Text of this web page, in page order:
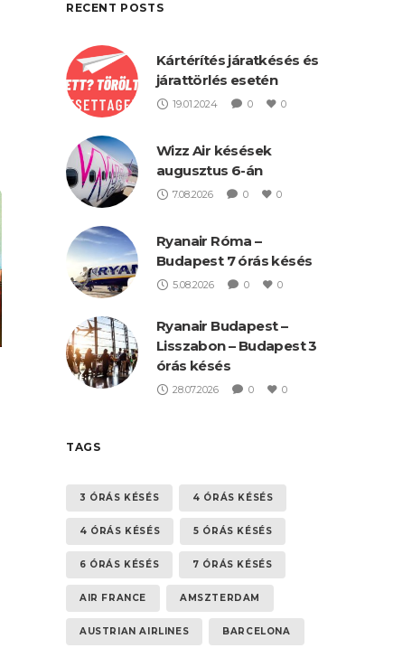
RECENT POSTS
Kártérítés járatkésés és
járattörlés esetén
19.01.2024 0 0
Wizz Air késések
augusztus 6-án
7.08.2026 0 0
Ryanair Róma –
Budapest 7 órás késés
5.08.2026 0 0
Ryanair Budapest –
Lisszabon – Budapest 3
órás késés
28.07.2026 0 0
TAGS
3 ÓRÁS KÉSÉS 4 ÓRÁS KÉSÉS
4 ÓRÁS KÉSÉS 5 ÓRÁS KÉSÉS
6 ÓRÁS KÉSÉS 7 ÓRÁS KÉSÉS
AIR FRANCE AMSZTERDAM
AUSTRIAN AIRLINES BARCELONA